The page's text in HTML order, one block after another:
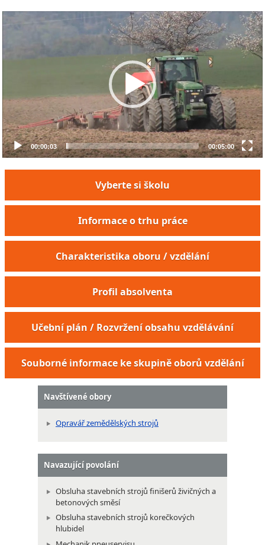
Video
Player
00:00:03 00:05:00
Vyberte si školu
Informace o trhu práce
Charakteristika oboru / vzdělání
Profil absolventa
Učební plán / Rozvržení obsahu vzdělávání
Souborné informace ke skupině oborů vzdělání
Navštívené obory
Opravář zemědělských strojů
Navazující povolání
Obsluha stavebních strojů finišerů živičných a
betonových směsí
Obsluha stavebních strojů korečkových
hlubidel